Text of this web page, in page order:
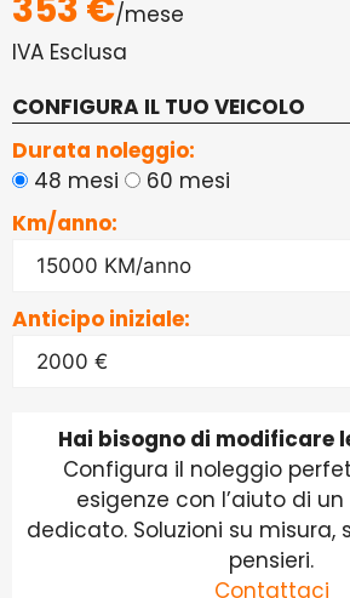
/mese
IVA Esclusa
CONFIGURA IL TUO VEICOLO
Durata noleggio:
48 mesi
60 mesi
Km/anno:
Anticipo iniziale:
Hai bisogno di modificare
Configura il noleggio
esigenze con l’aiuto di
dedicato. Soluzioni su misura,
pensieri.
Contattaci